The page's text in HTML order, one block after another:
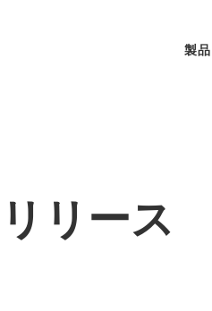
製
リース